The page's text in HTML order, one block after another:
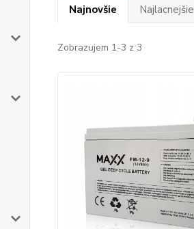
Najnovšie Najlacnejšie
Zobrazujem 1-3 z 3